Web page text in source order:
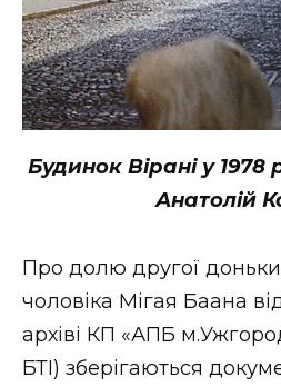
Будинок Вірані у 1978
Анатолій
Про долю другої доньки
чоловіка Мігая Баана
архіві КП «АПБ
БТІ) зберігаються